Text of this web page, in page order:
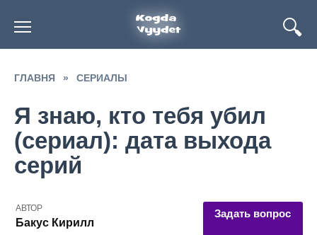
содержанию
ГЛАВНЯ » СЕРИАЛЫ
Я знаю, кто тебя убил
(сериал): дата выхода
серий
АВТОР
Бакус Кирилл
Задать вопрос